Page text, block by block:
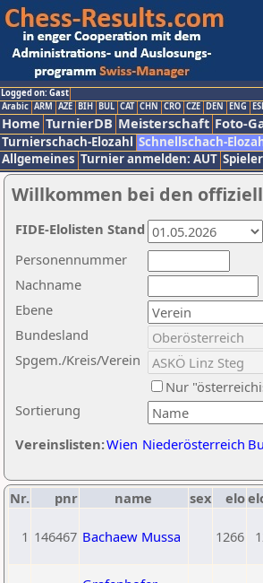
Logged on: Gast
Arabic ARM AZE BIH BUL CAT CHN CRO CZE DEN ENG
Home TurnierDB Meisterschaft Foto-
Turnierschach-Elozahl Schnellschach-
Allgemeines Turnier anmelden: AUT
Willkommen bei den
Nachname
Ebene
Sortierung
Personennummer
Bundesland
Spgem./Kreis/Verein
Nur
Vereinslisten:Wien Niederösterreich
FIDE-Elolisten Stand
Nr. pnr name sex elo
1 146467 Bachaew Mussa 1266